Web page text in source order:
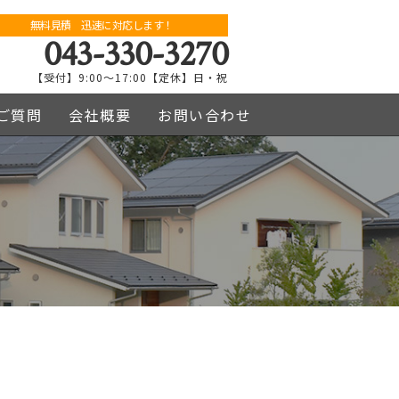
無料見積 迅速に対応します！
043-330-3270
【受付】9:00～17:00【定休】日・祝
質問 会社概要 お問い合わせ